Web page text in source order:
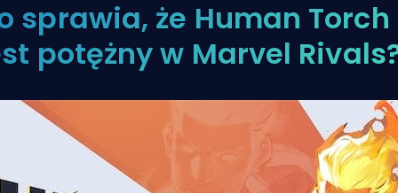
sprawia, że Human Torch
potężny w Marvel